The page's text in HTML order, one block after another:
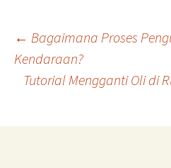
Post
← Bagaimana Proses
Kendaraan?
Tutorial Mengganti Oli di